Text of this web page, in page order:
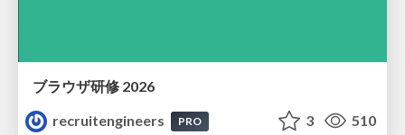
ブラウザ研修 2026
recruitengineers
PRO 3 510